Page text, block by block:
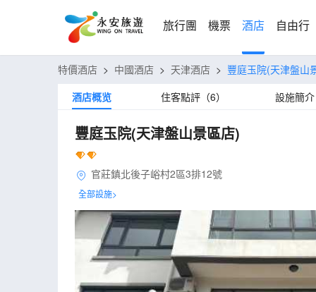
旅行團 機票 酒店 自由行
特價酒店 > 中國酒店 > 天津酒店 > 豐庭玉院(天津盤山
酒店概览
住客點評（6） 設施簡介
豐庭玉院(天津盤山景區店)
官莊鎮北後子峪村2區3排12號
全部設施>